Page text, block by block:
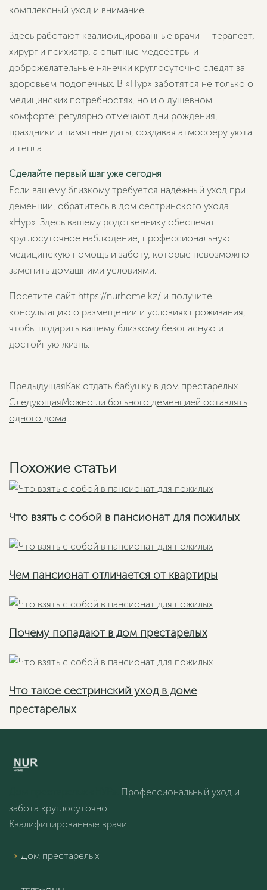
комплексный уход и внимание.
Здесь работают квалифицированные врачи — терапевт,
хирург и психиатр, а опытные медсёстры и
доброжелательные нянечки круглосуточно следят за
здоровьем подопечных. В «Нур» заботятся не только о
медицинских потребностях, но и о душевном
комфорте: регулярно отмечают дни рождения,
праздники и памятные даты, создавая атмосферу уюта
и тепла.
Сделайте первый шаг уже сегодня
Если вашему близкому требуется надёжный уход при
деменции, обратитесь в дом сестринского ухода
«Нур». Здесь вашему родственнику обеспечат
круглосуточное наблюдение, профессиональную
медицинскую помощь и заботу, которые невозможно
заменить домашними условиями.
Посетите сайт https://nurhome.kz/ и получите
консультацию о размещении и условиях проживания,
чтобы подарить вашему близкому безопасную и
достойную жизнь.
Пред
ПредыдущаяКак отдать бабушку в дом престарелых
СледующаяМожно ли больного деменцией оставлять
одного дома
Похожие статьи
Что взять с собой в пансионат для пожилых
Чем пансионат отличается от квартиры
Почему попадают в дом престарелых
Что такое сестринский уход в доме
престарелых
Профессиональный уход и
забота круглосуточно.
Квалифицированные врачи.
Дом престарелых